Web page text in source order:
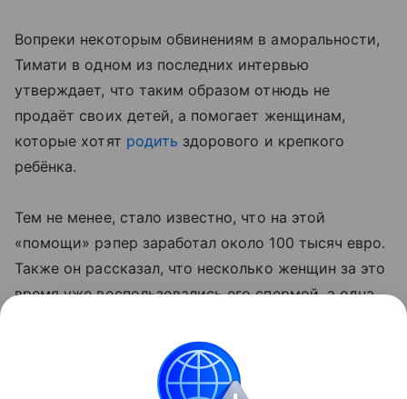
Вопреки некоторым обвинениям в аморальности,
Тимати в одном из последних интервью
утверждает, что таким образом отнюдь не
продаёт своих детей, а помогает женщинам,
которые хотят родить здорового и крепкого
ребёнка.
Тем не менее, стало известно, что на этой
«помощи» рэпер заработал около 100 тысяч евро.
Также он рассказал, что несколько женщин за это
время уже воспользовались его спермой, а одна
По контракту Тимати не может сообщить
подробности, однако имеет право встречаться со